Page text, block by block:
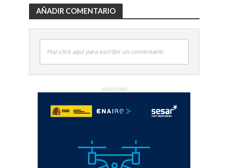
AÑADIR COMENTARIO
Haz click aquí para escribir un comentario